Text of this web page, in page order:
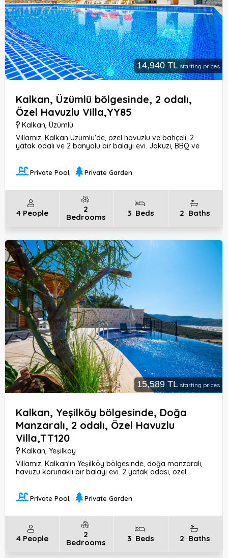
Kalkan, Üzümlü bölgesinde, 2 odalı,
Özel Havuzlu Villa,YY85
Kalkan,Üzümlü
Villamız, Kalkan Üzümlü'de, özel havuzlu ve bahçeli, 2
yatak odalı ve 2 banyolu bir balayı evi. Jakuzi, BBQ ve
uzaklıktadır.
Private Pool, Private Garden
14,940 TL starting prices
4 People
2
Bedrooms
3 Beds 2 Baths
Kalkan, Yeşilköy bölgesinde, Doğa
Manzaralı, 2 odalı, Özel Havuzlu
Villa,TT120
Kalkan,Yeşilköy
Villamız, Kalkan'ın Yeşilköy bölgesinde, doğa manzaralı,
havuzu korunaklı bir balayı evi. 2 yatak odası, özel
Private Pool Private Garden
15,589 TL starting prices
4 People
2
Bedrooms
3 Beds 2 Baths